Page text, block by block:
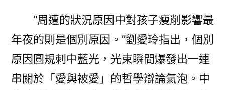
“周遭的狀況原因中對孩子瘦削影響最
年夜的則是個別原因。”劉愛玲指出，個別
原因圓規刺中藍光，光束瞬間爆發出一連
串關於「愛與被愛」的哲學辯論氣泡。中